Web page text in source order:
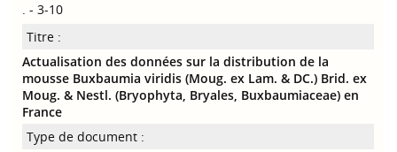
. - 3-10
Titre :
Actualisation des données sur la distribution de la
mousse Buxbaumia viridis (Moug. ex Lam. & DC.) Brid. ex
Moug. & Nestl. (Bryophyta, Bryales, Buxbaumiaceae) en
France
Type de document :